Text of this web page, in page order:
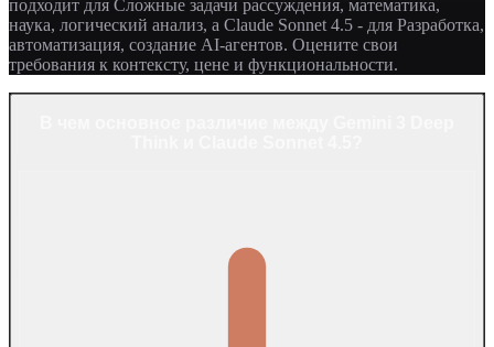
подходит для Сложные задачи рассуждения, математика,
наука, логический анализ, а Claude Sonnet 4.5 - для Разработка,
автоматизация, создание AI-агентов. Оцените свои
требования к контексту, цене и функциональности.